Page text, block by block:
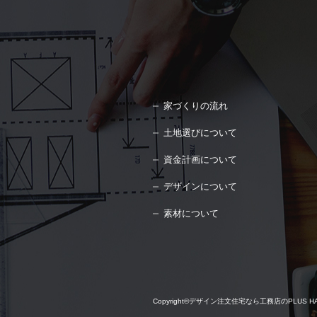
家づくりの流れ
土地選びについて
資金計画について
デザインについて
素材について
Copyright©デザイン注文住宅なら工務店のPLUS